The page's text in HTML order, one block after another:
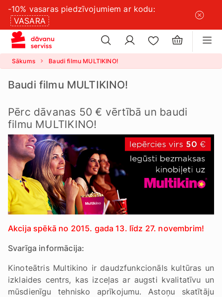
-10% vasaras piedzīvojumiem ar kodu:
VASARA
×
Sākums Baudi filmu MULTIKINO!
Baudi filmu MULTIKINO!
Pērc dāvanas 50 € vērtībā un baudi
filmu MULTIKINO!
Akcija spēkā no 2015. gada 13. līdz 27. novembrim!
Svarīga informācija:
Kinoteātris Multikino ir daudzfunkcionāls kultūras un
izklaides centrs, kas izceļas ar augsti kvalitatīvu un
mūsdienīgu tehnisko aprīkojumu. Astoņu skatītāju
iestatījumus
×